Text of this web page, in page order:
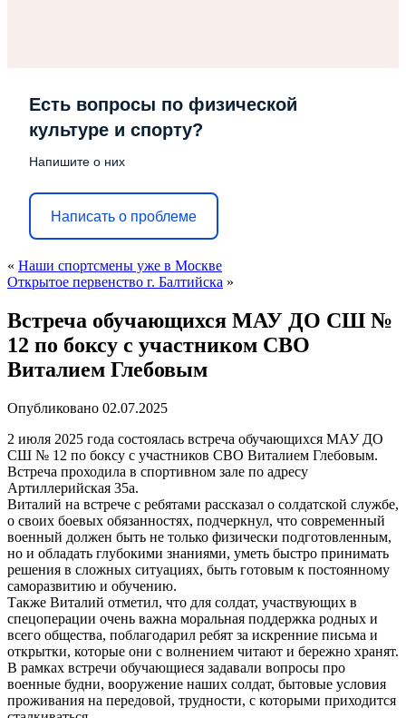
Есть вопросы по физической
культуре и спорту?
Напишите о них
Написать о проблеме
« Наши спортсмены уже в Москве
Открытое первенство г. Балтийска »
Встреча обучающихся МАУ ДО СШ №
12 по боксу с участником СВО
Виталием Глебовым
Опубликовано 02.07.2025
2 июля 2025 года состоялась встреча обучающихся МАУ ДО
СШ № 12 по боксу с участников СВО Виталием Глебовым.
Встреча проходила в спортивном зале по адресу
Артиллерийская 35а.
Виталий на встрече с ребятами рассказал о солдатской службе,
о своих боевых обязанностях, подчеркнул, что современный
военный должен быть не только физически подготовленным,
но и обладать глубокими знаниями, уметь быстро принимать
решения в сложных ситуациях, быть готовым к постоянному
саморазвитию и обучению.
Также Виталий отметил, что для солдат, участвующих в
спецоперации очень важна моральная поддержка родных и
всего общества, поблагодарил ребят за искренние письма и
открытки, которые они с волнением читают и бережно хранят.
В рамках встречи обучающиеся задавали вопросы про
военные будни, вооружение наших солдат, бытовые условия
проживания на передовой, трудности, с которыми приходится